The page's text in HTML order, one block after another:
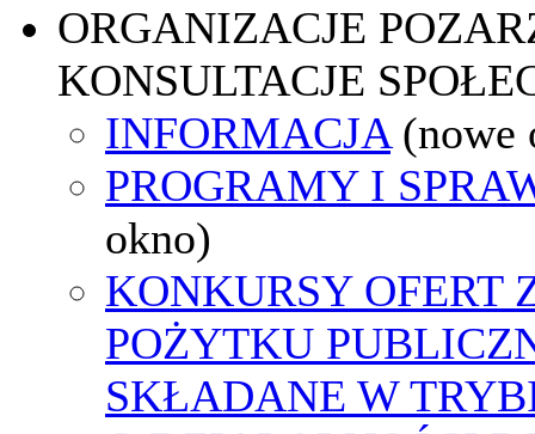
ORGANIZACJE
KONSULTACJE
INFORMACJA (nowe
PROGRAMY I
okno)
KONKURSY OFERT
POŻYTKU
SKŁADANE W